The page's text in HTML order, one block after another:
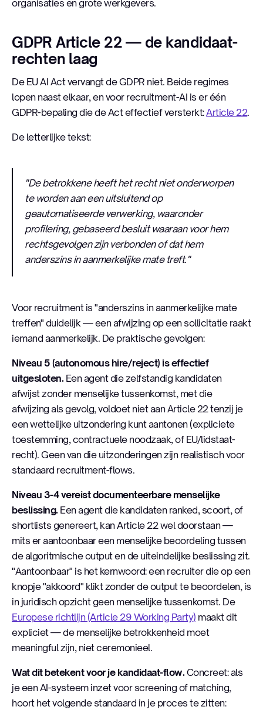
organisaties en grote werkgevers.
GDPR Article 22 — de kandidaat-
rechten laag
De EU AI Act vervangt de GDPR niet. Beide regimes
lopen naast elkaar, en voor recruitment-AI is er één
GDPR-bepaling die de Act effectief versterkt:Article 22.
De letterlijke tekst:
"De betrokkene heeft het recht niet onderworpen
te worden aan een uitsluitend op
geautomatiseerde verwerking, waaronder
profilering, gebaseerd besluit waaraan voor hem
rechtsgevolgen zijn verbonden of dat hem
anderszins in aanmerkelijke mate treft."
Voor recruitment is "anderszins in aanmerkelijke mate
treffen" duidelijk — een afwijzing op een sollicitatie raakt
iemand aanmerkelijk. De praktische gevolgen:
Niveau 5 (autonomous hire/reject) is effectief
uitgesloten.Een agent die zelfstandig kandidaten
afwijst zonder menselijke tussenkomst, met die
afwijzing als gevolg, voldoet niet aan Article 22 tenzij je
een wettelijke uitzondering kunt aantonen (expliciete
toestemming, contractuele noodzaak, of EU/lidstaat-
recht). Geen van die uitzonderingen zijn realistisch voor
standaard recruitment-flows.
Niveau 3-4 vereist documenteerbare menselijke
beslissing.Een agent die kandidaten ranked, scoort, of
shortlists genereert, kan Article 22 wel doorstaan —
mits er aantoonbaar een menselijke beoordeling tussen
de algoritmische output en de uiteindelijke beslissing zit.
"Aantoonbaar" is het kernwoord: een recruiter die op een
knopje "akkoord" klikt zonder de output te beoordelen, is
in juridisch opzicht geen menselijke tussenkomst. De
Europese richtlijn (Article 29 Working Party) maakt dit
expliciet — de menselijke betrokkenheid moet
meaningful zijn, niet ceremonieel.
Wat dit betekent voor je kandidaat-flow.Concreet: als
je een AI-systeem inzet voor screening of matching,
hoort het volgende standaard in je proces te zitten: